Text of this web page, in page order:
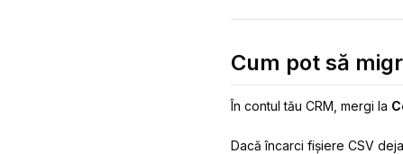
Cum pot să
În contul tău CRM, mergi la
Dacă încarci fișiere CSV